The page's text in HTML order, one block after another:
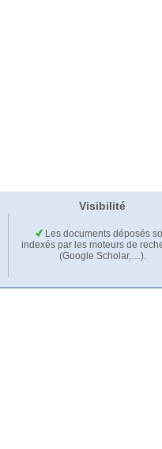
Visibilité
Les documents déposés
indexés par les moteurs de
(Google Scholar,…).